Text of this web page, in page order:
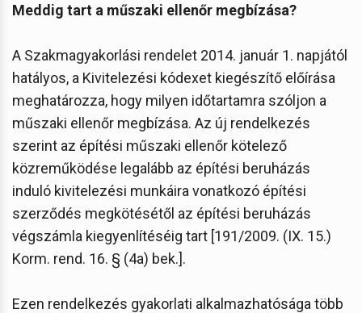
Meddig tart a műszaki ellenőr megbízása?
A Szakmagyakorlási rendelet 2014. január 1. napjától
hatályos, a Kivitelezési kódexet kiegészítő előírása
meghatározza, hogy milyen időtartamra szóljon a
műszaki ellenőr megbízása. Az új rendelkezés
szerint az építési műszaki ellenőr kötelező
közreműködése legalább az építési beruházás
induló kivitelezési munkáira vonatkozó építési
szerződés megkötésétől az építési beruházás
végszámla kiegyenlítéséig tart [191/2009. (IX. 15.)
Korm. rend. 16. § (4a) bek.].
Ezen rendelkezés gyakorlati alkalmazhatósága több